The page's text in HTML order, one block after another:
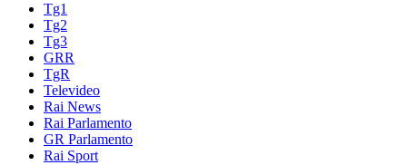
Tg1
Tg2
Tg3
GRR
TgR
Televideo
Rai News
Rai Parlamento
GR Parlamento
Rai Sport